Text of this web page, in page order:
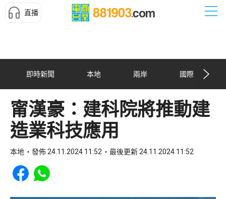
直播
即時新聞 本地 兩岸 國際
甯漢豪：建科院將推動建
造業科技應用
本地 發佈 24.11.2024 11:52 最後更新 24.11.2024 11:52
Share to Facebook
Share to WhatsApp